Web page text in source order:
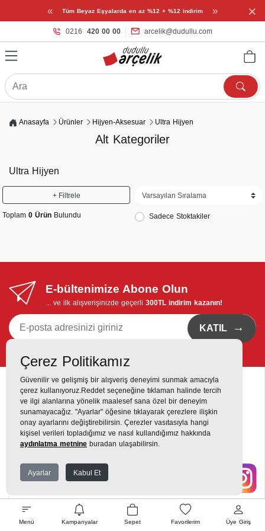
« Tüm Beyaz Eşyalarda en az %12 + %12 indirim » ×
0216 420 00 00 arcelik@dudullu.com
Menü Kampanyalar Sepet Favorilerim Üye Giriş
Anasayfa Ürünler Hijyen-Aksesuar Ultra Hijyen
Alt Kategoriler
Ultra Hijyen
+ Filtrele
Toplam 0 Ürün Bulundu Sadece Stoktakiler
E-bültenimize Abone Olun
... ve ilk alışverişinizde geçerli 300TL indirim kazanın!
KATIL →
Destek Hattı
0216 420 00 00
Yukarı Dudullu, Alemdağ Cd No: 806, 34760 Dudullu, Ümraniye,
İstanbul
Çerez Politikamız
Güvenilir ve gelişmiş bir alışveriş deneyimi sunmak amacıyla
çerez kullanıyoruz.Reddet seçeneğine tıklaman halinde tercih
ve ilgi alanlarına yönelik maalesef sana özel bir deneyim
sunamayacağız. "Ayarlar" öğesine tıklayarak çerezlere ilişkin
onay ayarlarını değiştirebilirsin. Çerezler vasıtasıyla hangi
kişisel verileri topladığımız ve nasıl kullandığımız hakkında
aydınlatma metnine buradan ulaşabilirsin.
Ayarlar Kabul Et